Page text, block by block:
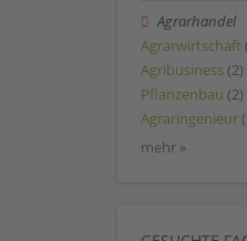
Agrarhandel
Agrarwirtschaft
Agribusiness (2)
Pflanzenbau (2)
Agraringenieur
mehr »